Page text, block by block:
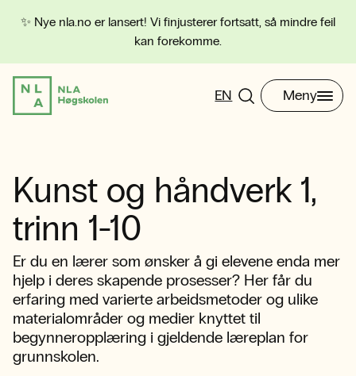
✨ Nye nla.no er lansert! Vi finjusterer fortsatt, så mindre feil
kan forekomme.
EN Meny
Kunst og håndverk 1,
trinn 1-10
Er du en lærer som ønsker å gi elevene enda mer
hjelp i deres skapende prosesser? Her får du
erfaring med varierte arbeidsmetoder og ulike
materialområder og medier knyttet til
begynneropplæring i gjeldende læreplan for
grunnskolen.